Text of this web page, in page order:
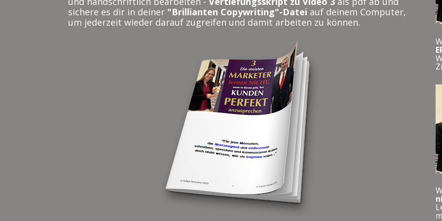
sichere es dir in deiner "Brillianten Copywriting"-Datei auf deinem Computer,
um jederzeit wieder darauf zugreifen und damit arbeiten zu können.